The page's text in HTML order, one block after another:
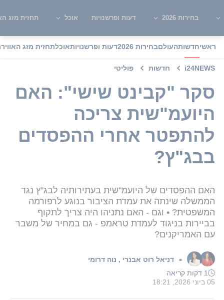
בחירות 2026 דעות ופרשנויות אוכל תחזית מזג
ראשיחדשותהעולםבחירות 2026 דעות ופרשנויותאוכלתחזית מזג האוויר
i24NEWS חדשות פוליטי
סקר "קבינט שישי": האם
היועמ"שית צריכה
להתפטר אחרי ההפסדים
בבג"ץ?
האם ההפסדים של היועמ"שית בעתירותיה לבג"ץ נגד
הממשלה שינתה את עמדת הציבור בנוגע לרפורמה
המשפטית? • וגם - האם נתניהו היה צריך לתקוף
בביירות בניגוד לעמדת טראמפ - גם במחיר של משבר
עם האמריקנים?
■ דניאל רוט אבנרי , נוה דרומי
1 דקות קריאה
05 ביוני 2026, 18:21